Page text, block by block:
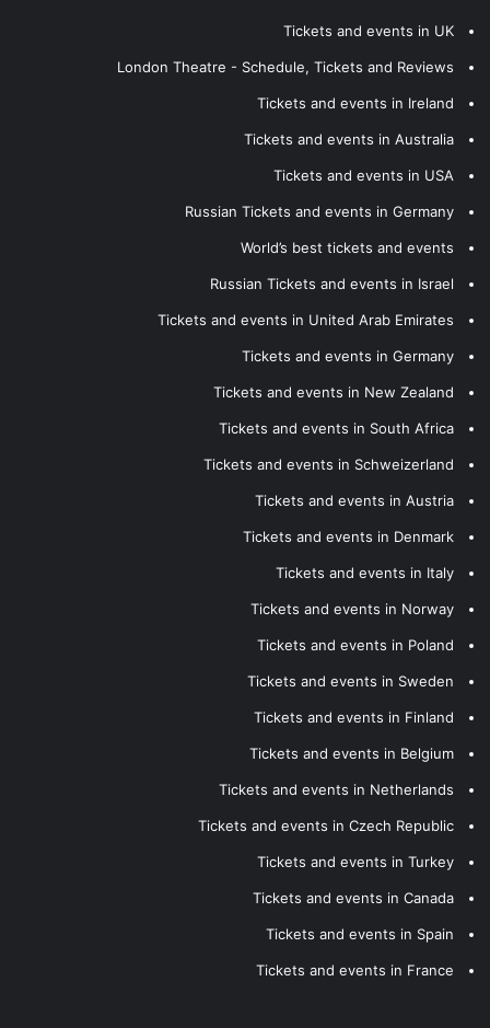
Tickets and events in UK
London Theatre - Schedule, Tickets and Reviews
Tickets and events in Ireland
Tickets and events in Australia
Tickets and events in USA
Russian Tickets and events in Germany
World’s best tickets and events
Russian Tickets and events in Israel
Tickets and events in United Arab Emirates
Tickets and events in Germany
Tickets and events in New Zealand
Tickets and events in South Africa
Tickets and events in Schweizerland
Tickets and events in Austria
Tickets and events in Denmark
Tickets and events in Italy
Tickets and events in Norway
Tickets and events in Poland
Tickets and events in Sweden
Tickets and events in Finland
Tickets and events in Belgium
Tickets and events in Netherlands
Tickets and events in Czech Republic
Tickets and events in Turkey
Tickets and events in Canada
Tickets and events in Spain
Tickets and events in France